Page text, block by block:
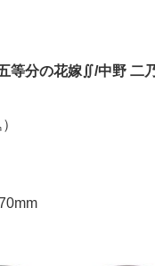
等分の花嫁∬/中野 二